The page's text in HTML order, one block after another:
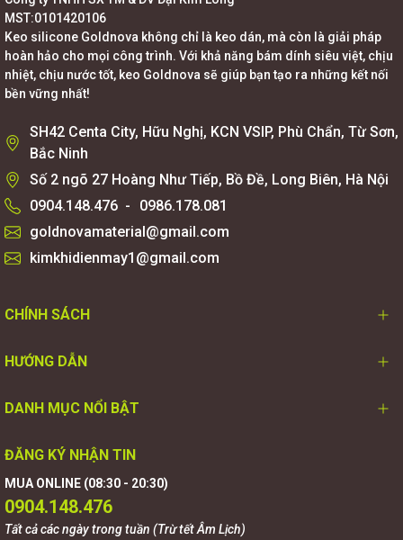
MST:0101420106
Keo silicone Goldnova không chỉ là keo dán, mà còn là giải pháp
hoàn hảo cho mọi công trình. Với khả năng bám dính siêu việt, chịu
nhiệt, chịu nước tốt, keo Goldnova sẽ giúp bạn tạo ra những kết nối
bền vững nhất!
SH42 Centa City, Hữu Nghị, KCN VSIP, Phù Chẩn, Từ Sơn,
Bắc Ninh
Số 2 ngõ 27 Hoàng Như Tiếp, Bồ Đề, Long Biên, Hà Nội
0904.148.476 -
0986.178.081
goldnovamaterial@gmail.com
kimkhidienmay1@gmail.com
CHÍNH SÁCH
HƯỚNG DẪN
DANH MỤC NỔI BẬT
ĐĂNG KÝ NHẬN TIN
MUA ONLINE (08:30 - 20:30)
0904.148.476
Tất cả các ngày trong tuần (Trừ tết Âm Lịch)